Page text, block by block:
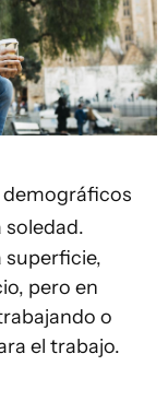
soledad.
superficie,
pero en
o
el trabajo.